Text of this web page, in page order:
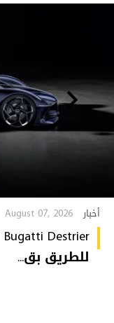
أخبار August 07, 2026
للطريق بق...